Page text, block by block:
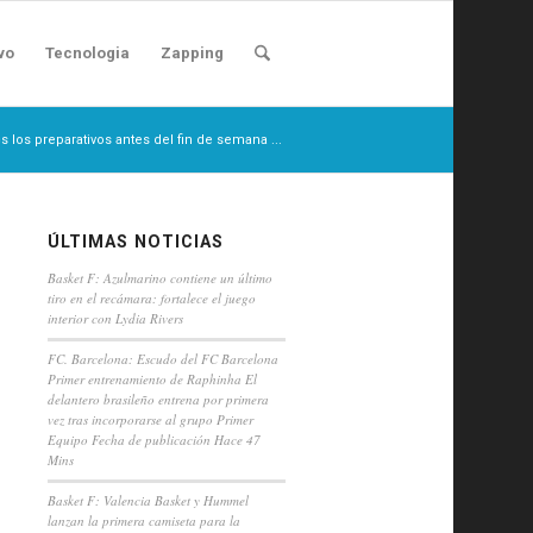
Tecnologia Zapping
los preparativos antes del fin de semana ...
ÚLTIMAS NOTICIAS
Basket F: Azulmarino contiene un último
tiro en el recámara: fortalece el juego
interior con Lydia Rivers
FC. Barcelona: Escudo del FC Barcelona
Primer entrenamiento de Raphinha El
delantero brasileño entrena por primera
vez tras incorporarse al grupo Primer
Equipo Fecha de publicación Hace 47
Mins
Basket F: Valencia Basket y Hummel
lanzan la primera camiseta para la